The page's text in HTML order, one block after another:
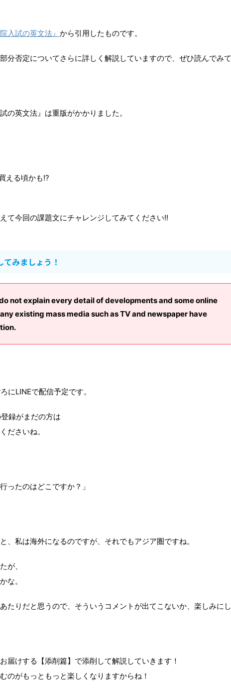
院入試の英文法』 から引用したものです。
分否定についてさらに詳しく解説していますので、ぜひ読んでみて
の英文法』は重版がかかりました。
える頃かも!?
て今回の課題文にチャレンジしてみてください!!
みましょう！
not explain every detail of developments and some online
existing mass media such as TV and newspaper have
にLINEで配信予定です。
録がまだの方は
ださいね。
ったのはどこですか？」
、私は海外になるのですが、それでもアジア圏ですね。
が、
な。
たりだと思うので、そういうコメントが出てこないか、楽しみにし
届けする【添削篇】で添削して解説していきます！
のがもっともっと楽しくなりますからね！